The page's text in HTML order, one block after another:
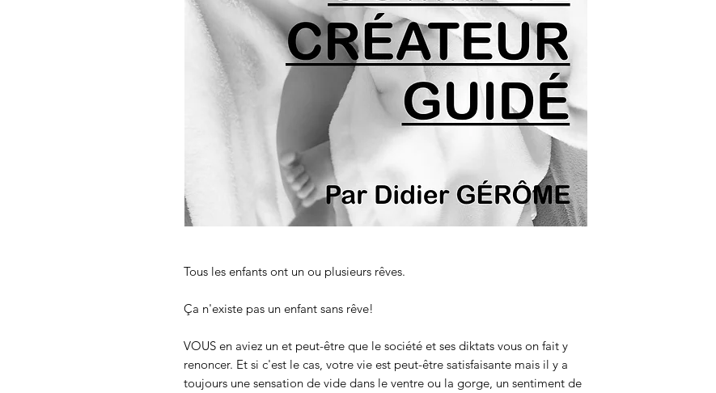
Tous les enfants ont un ou plusieurs rêves.
Ça n'existe pas un enfant sans rêve!
VOUS en aviez un et peut-être que le société et ses diktats vous on fait y
renoncer. Et si c'est le cas, votre vie est peut-être satisfaisante mais il y a
toujours une sensation de vide dans le ventre ou la gorge, un sentiment de